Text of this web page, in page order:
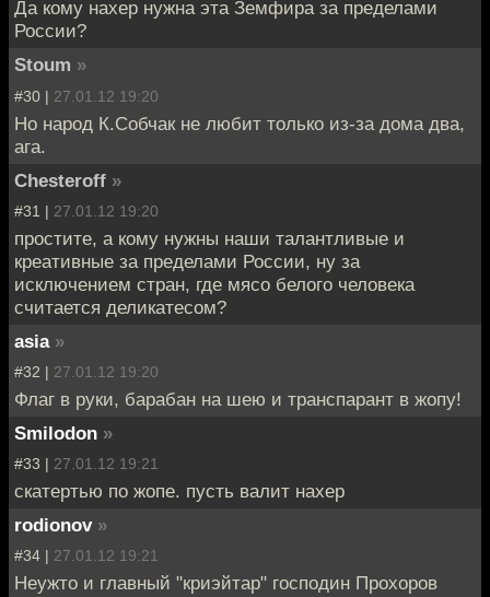
Да кому нахер нужна эта Земфира за пределами
России?
Stoum »
#30 | 27.01.12 19:20
Но народ К.Собчак не любит только из-за дома два,
ага.
Chesteroff »
#31 | 27.01.12 19:20
простите, а кому нужны наши талантливые и
креативные за пределами России, ну за
исключением стран, где мясо белого человека
считается деликатесом?
asia »
#32 | 27.01.12 19:20
Флаг в руки, барабан на шею и транспарант в жопу!
Smilodon »
#33 | 27.01.12 19:21
скатертью по жопе. пусть валит нахер
rodionov »
#34 | 27.01.12 19:21
Неужто и главный "криэйтар" господин Прохоров